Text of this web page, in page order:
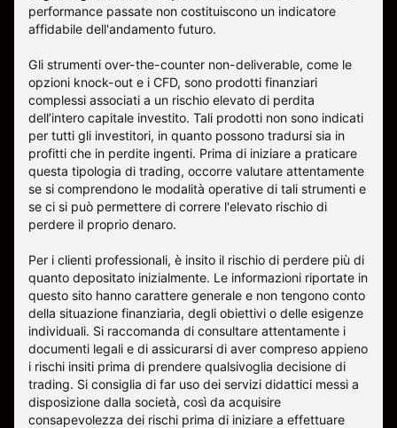
performance passate non costituiscono un indicatore
affidabile dell'andamento futuro.
Gli strumenti over-the-counter non-deliverable, come le
opzioni knock-out e i CFD, sono prodotti finanziari
complessi associati a un rischio elevato di perdita
dell’intero capitale investito. Tali prodotti non sono indicati
per tutti gli investitori, in quanto possono tradursi sia in
profitti che in perdite ingenti. Prima di iniziare a praticare
questa tipologia di trading, occorre valutare attentamente
se si comprendono le modalità operative di tali strumenti e
se ci si può permettere di correre l'elevato rischio di
perdere il proprio denaro.
Per i clienti professionali, è insito il rischio di perdere più di
quanto depositato inizialmente. Le informazioni riportate in
questo sito hanno carattere generale e non tengono conto
della situazione finanziaria, degli obiettivi o delle esigenze
individuali. Si raccomanda di consultare attentamente i
documenti legali e di assicurarsi di aver compreso appieno
i rischi insiti prima di prendere qualsivoglia decisione di
trading. Si consiglia di far uso dei servizi didattici messi a
disposizione dalla società, così da acquisire
consapevolezza dei rischi prima di iniziare a effettuare